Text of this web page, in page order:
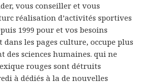
vous conseiller et vous
réalisation d’activités sportives
1999 pour et vos besoins
les pages culture, occupe plus
des sciences humaines. qui ne
rouges sont détruits
à dédiés à la de nouvelles